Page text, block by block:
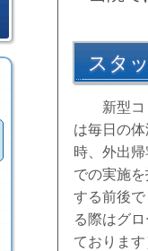
スタ
新型コロ
は毎日の
時、外出
での実施
する前後
る際はグ
ておりま